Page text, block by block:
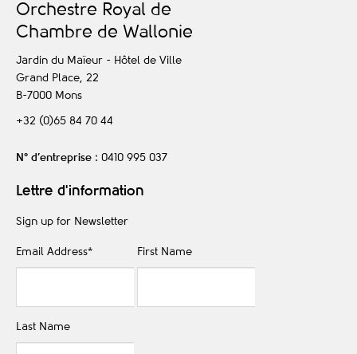
Orchestre Royal de
Chambre de Wallonie
Jardin du Maïeur - Hôtel de Ville
Grand Place, 22
B-7000 Mons
+32 (0)65 84 70 44
N° d’entreprise : 0410 995 037
Lettre d'information
Sign up for Newsletter
Email Address* First Name
Last Name